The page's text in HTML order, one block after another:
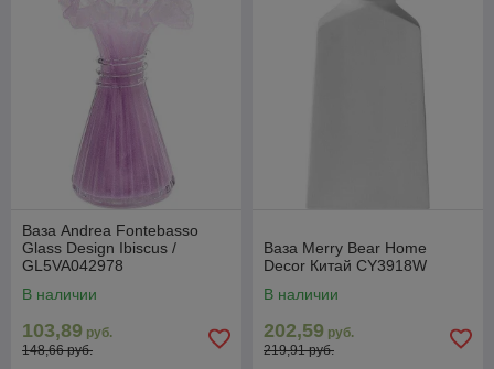
Ваза Andrea Fontebasso
Glass Design Ibiscus /
GL5VA042978
В наличии
103,89 руб.
148,66 руб.
Ваза Merry Bear Home
Decor Китай CY3918W
В наличии
202,59 руб.
219,91 руб.